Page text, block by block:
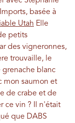
basée à
Utah Elle
petits
des vigneronnes,
trouvaille, le
grenache blanc
mon saumon et
de crabe et de
ce vin ? Il n'était
que DABS